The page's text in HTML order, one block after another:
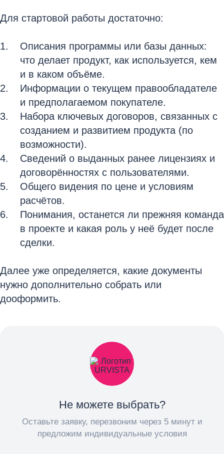
Для стартовой работы достаточно:
Описания программы или базы данных:
что делает продукт, как используется, кем
и в каком объёме.
Информации о текущем правообладателе
и предполагаемом покупателе.
Набора ключевых договоров, связанных с
созданием и развитием продукта (по
возможности).
Сведений о выданных ранее лицензиях и
договорённостях с пользователями.
Общего видения по цене и условиям
расчётов.
Понимания, останется ли прежняя команда
в проекте и какая роль у неё будет после
сделки.
Далее уже определяется, какие документы
нужно дополнительно собрать или
дооформить.
Не можете выбрать?
Оставьте заявку, перезвоним через 5 минут и
предложим индивидуальные условия